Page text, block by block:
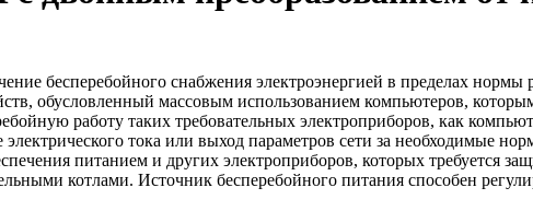
бесперебойного снабжения электроэнергией в пределах
обусловленный массовым использованием компьютеров,
работу таких требовательных электроприборов, как
тока или выход параметров сети за необходимые
питанием и других электроприборов, которых требуется
котлами. Источник бесперебойного питания способен